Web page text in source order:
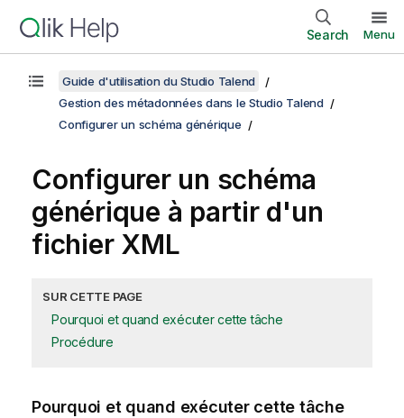
Search Menu
Guide d'utilisation du Studio Talend
Gestion des métadonnées dans le Studio Talend
Configurer un schéma générique
Configurer un schéma
générique à partir d'un
fichier XML
SUR CETTE PAGE
Pourquoi et quand exécuter cette tâche
Procédure
Pourquoi et quand exécuter cette tâche